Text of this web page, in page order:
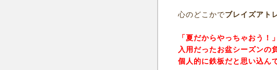
心のどこかでブレイズアト
「夏だからやっちゃおう！
入用だったお盆シーズンの
個人的に鉄板だと思い込ん